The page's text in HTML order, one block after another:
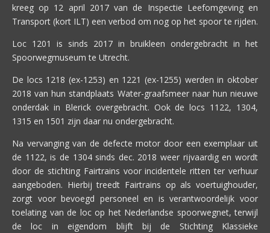
kreeg op 12 april 2017 van de Inspectie Leefomgeving en
Transport (kort ILT) een verbod om nog op het spoor te rijden.
Loc 1201 is sinds 2017 in bruikleen ondergebracht in het
Spoorwegmuseum te Utrecht.
De locs 1218 (ex-1253) en 1221 (ex-1255) werden in oktober
2018 van hun standplaats Water-graafsmeer naar hun nieuwe
onderdak in Blerick overgebracht. Ook de locs 1122, 1304,
1315 en 1501 zijn daar nu ondergebracht.
Na vervanging van de defecte motor door een exemplaar uit
de 1122, is de 1304 sinds dec. 2018 weer rijvaardig en wordt
door de stichting Fairtrains voor incidentele ritten ter verhuur
aangeboden. Hierbij treedt Fairtrains op als voertuighouder,
zorgt voor bevoegd personeel en is verantwoordelijk voor
toelating van de loc op het Nederlandse spoorwegnet, terwijl
de loc in eigendom blijft bij de Stichting Klassieke